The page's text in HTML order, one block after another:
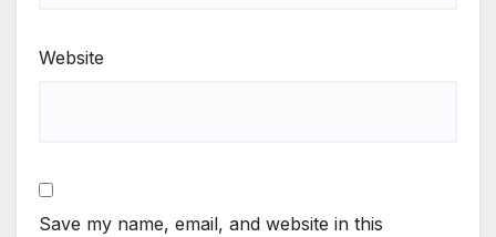
Website
Save my name, email, and website in this